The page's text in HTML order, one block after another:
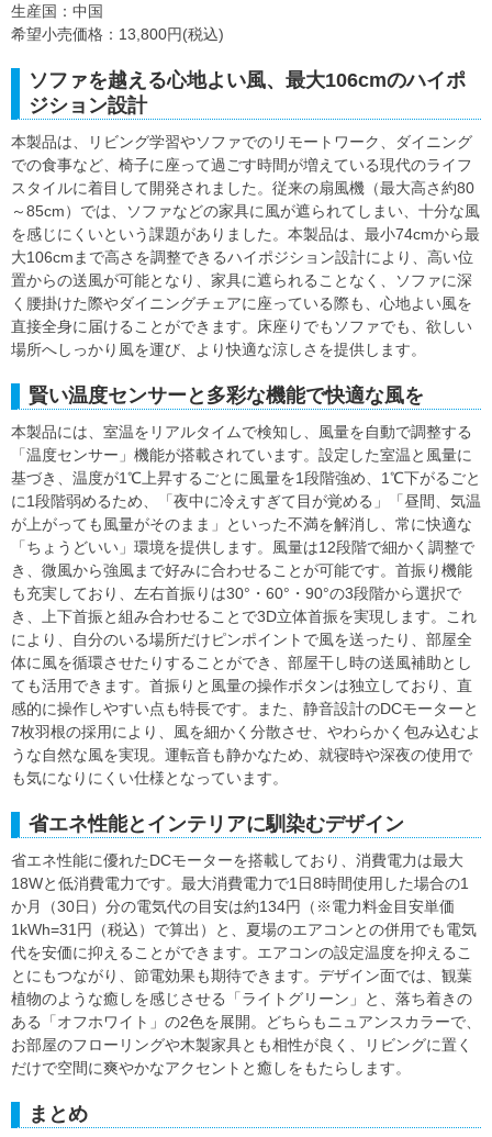
生産国：中国
希望小売価格：13,800円(税込)
ソファを越える心地よい風、最大106cmのハイポ
ジション設計
本製品は、リビング学習やソファでのリモートワーク、ダイニング
での食事など、椅子に座って過ごす時間が増えている現代のライフ
スタイルに着目して開発されました。従来の扇風機（最大高さ約80
～85cm）では、ソファなどの家具に風が遮られてしまい、十分な風
を感じにくいという課題がありました。本製品は、最小74cmから最
大106cmまで高さを調整できるハイポジション設計により、高い位
置からの送風が可能となり、家具に遮られることなく、ソファに深
く腰掛けた際やダイニングチェアに座っている際も、心地よい風を
直接全身に届けることができます。床座りでもソファでも、欲しい
場所へしっかり風を運び、より快適な涼しさを提供します。
賢い温度センサーと多彩な機能で快適な風を
本製品には、室温をリアルタイムで検知し、風量を自動で調整する
「温度センサー」機能が搭載されています。設定した室温と風量に
基づき、温度が1℃上昇するごとに風量を1段階強め、1℃下がるごと
に1段階弱めるため、「夜中に冷えすぎて目が覚める」「昼間、気温
が上がっても風量がそのまま」といった不満を解消し、常に快適な
「ちょうどいい」環境を提供します。風量は12段階で細かく調整で
き、微風から強風まで好みに合わせることが可能です。首振り機能
も充実しており、左右首振りは30°・60°・90°の3段階から選択で
き、上下首振と組み合わせることで3D立体首振を実現します。これ
により、自分のいる場所だけピンポイントで風を送ったり、部屋全
体に風を循環させたりすることができ、部屋干し時の送風補助とし
ても活用できます。首振りと風量の操作ボタンは独立しており、直
感的に操作しやすい点も特長です。また、静音設計のDCモーターと
7枚羽根の採用により、風を細かく分散させ、やわらかく包み込むよ
うな自然な風を実現。運転音も静かなため、就寝時や深夜の使用で
も気になりにくい仕様となっています。
省エネ性能とインテリアに馴染むデザイン
省エネ性能に優れたDCモーターを搭載しており、消費電力は最大
18Wと低消費電力です。最大消費電力で1日8時間使用した場合の1
か月（30日）分の電気代の目安は約134円（※電力料金目安単価
1kWh=31円（税込）で算出）と、夏場のエアコンとの併用でも電気
代を安価に抑えることができます。エアコンの設定温度を抑えるこ
とにもつながり、節電効果も期待できます。デザイン面では、観葉
植物のような癒しを感じさせる「ライトグリーン」と、落ち着きの
ある「オフホワイト」の2色を展開。どちらもニュアンスカラーで、
お部屋のフローリングや木製家具とも相性が良く、リビングに置く
だけで空間に爽やかなアクセントと癒しをもたらします。
まとめ